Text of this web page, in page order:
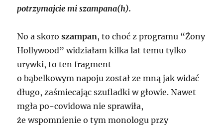
potrzymajcie mi szampana(h).
No a skoroszampan, to choć z programu “Żony
Hollywood” widziałam kilka lat temu tylko
urywki, to ten fragment
o bąbelkowym napoju został ze mną jak widać
długo, zaśmiecając szufladki w głowie. Nawet
mgła po-covidowa nie sprawiła,
że wspomnienie o tym monologu przy